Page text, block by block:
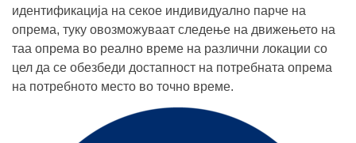
идентификација на секое индивидуално парче на
опрема, туку овозможуваат следење на движењето на
таа опрема во реално време на различни локации со
цел да се обезбеди достапност на потребната опрема
на потребното место во точно време.